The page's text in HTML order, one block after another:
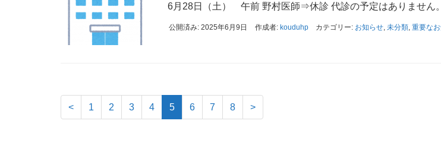
6月28日（土） 午前 野村医師⇒休診 代診の予定はありません
公開済み: 2025年6月9日 作成者: kouduhp カテゴリー: お知らせ,未分類,重要な
< 1 2 3 4 5 6 7 8 >